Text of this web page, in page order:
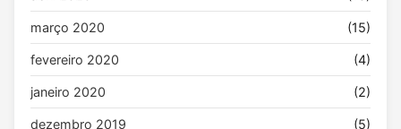
março 2020 (15)
fevereiro 2020 (4)
janeiro 2020 (2)
dezembro 2019 (5)